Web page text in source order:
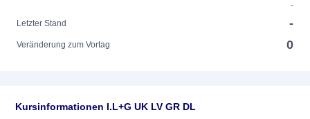
-
Letzter Stand
-
Veränderung zum Vortag 0
Kursinformationen I.L+G UK LV GR DL